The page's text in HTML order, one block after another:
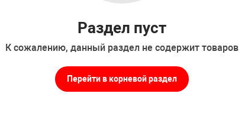
Раздел пуст
К сожалению, данный раздел не содержит товаров
Перейти в корневой раздел